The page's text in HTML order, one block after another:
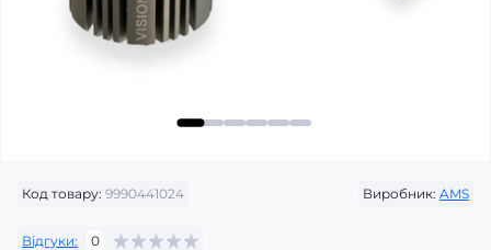
Код товару: 9990441024 Виробник: AMS
Відгуки: 0